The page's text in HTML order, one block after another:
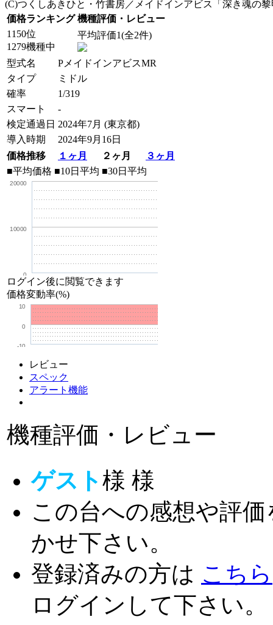
(C)つくしあきひと・竹書房／メイドインアビス「深き魂の
価格ランキング 機種評価・レビュー
1150位
1279機種中
平均評価1(全2件)
型式名
PメイドインアビスMR
タイプ
ミドル
確率
1/319
スマート
-
検定通過日 2024年7月 (東京都)
導入時期
2024年9月16日
価格推移
１ヶ月 ２ヶ月
３ヶ月
■平均価格 ■10日平均 ■30日平均
0
10000
20000
ログイン後に閲覧できます
価格変動率(%)
-10
0
10
レビュー
スペック
アラート機能
機種評価・レビュー
ゲスト様 様
この台への感想や評価
かせ下さい。
登録済みの方は こちら
ログインして下さい。